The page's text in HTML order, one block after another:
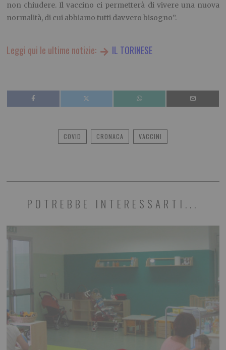
non chiudere. Il vaccino ci permetterà di vivere una nuova
normalità, di cui abbiamo tutti davvero bisogno”.
Leggi qui le ultime notizie: IL TORINESE
COVID CRONACA VACCINI
POTREBBE INTERESSARTI...